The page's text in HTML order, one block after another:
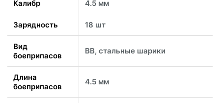
Калибр 4.5 мм
Зарядность 18 шт
Вид
боеприпасов
BB, стальные шарики
Длина
боеприпасов
4.5 мм